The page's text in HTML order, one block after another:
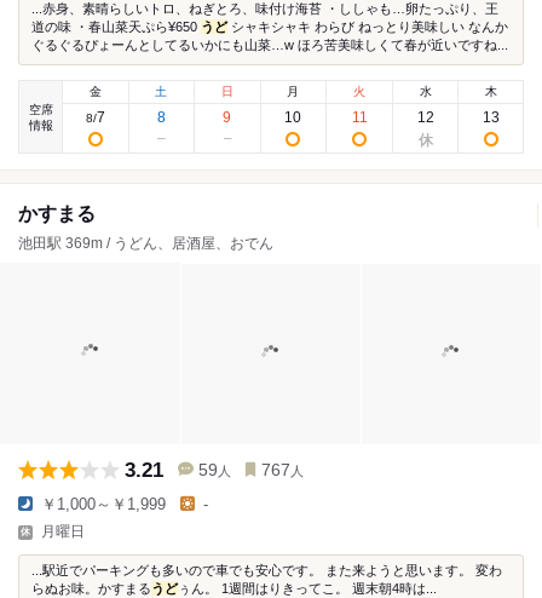
...赤身、素晴らしいトロ、ねぎとろ、味付け海苔 ・ししゃも…卵たっぷり、王
道の味 ・春山菜天ぷら¥650 うどシャキシャキ わらび ねっとり美味しい なんか
ぐるぐるぴょーんとしてるいかにも山菜…w ほろ苦美味しくて春が近いですね...
空席
情報
金
8/7
土
8
日
9
月
10
火
11
水
12
木
13
かすまる
池田駅 369m / うどん、居酒屋、おでん
3.21 59 人 767 人
￥1,000～￥1,999 -
月曜日
...駅近でパーキングも多いので車でも安心です。 また来ようと思います。 変わ
らぬお味。かすまるうどぅん。 1週間はりきってこ。 週末朝4時は...